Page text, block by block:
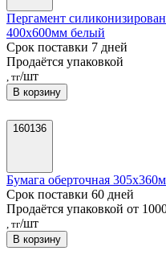
Пергамент
400x600мм белый
Срок поставки 7 дней
Продаётся упаковкой
, тг/шт
В корзину
160136
Бумага оберточная
Срок поставки 60 дней
Продаётся упаковкой от
, тг/шт
В корзину